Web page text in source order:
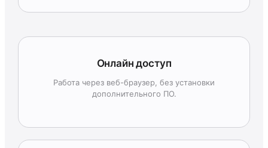
Онлайн доступ
Работа через веб-браузер, без установки
дополнительного ПО.